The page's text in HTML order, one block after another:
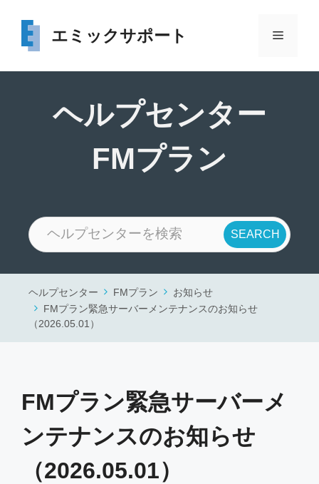
エミックサポート メ
ヘルプセンター
FMプラン
ヘルプセンター FMプラン
お知らせ
FMプラン緊急サーバーメンテナンスのお知らせ
（2026.05.01）
FMプラン緊急サーバーメ
ンテナンスのお知らせ
（2026.05.01）